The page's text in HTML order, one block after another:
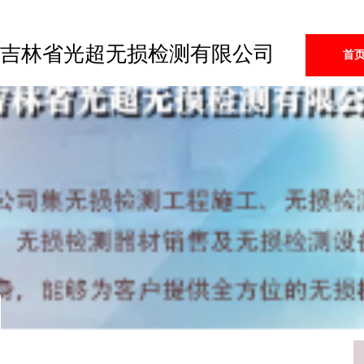
吉林省光超无损检测有限公司 首